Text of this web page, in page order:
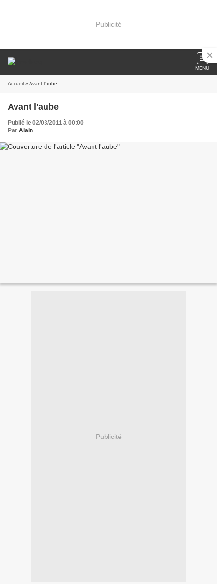
Publicité
MENU
Accueil » Avant l'aube
Avant l'aube
Publié le 02/03/2011 à 00:00
Par Alain
Publicité